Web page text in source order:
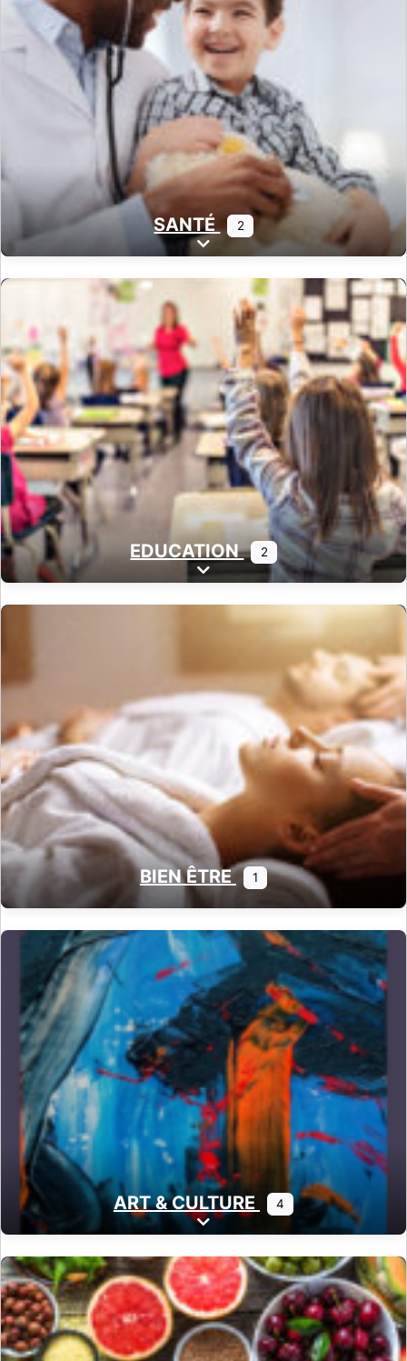
SANTÉ 2
Expand sub-categories
EDUCATION 2
Expand sub-categories
BIEN ÊTRE 1
ART & CULTURE 4
Expand sub-categories